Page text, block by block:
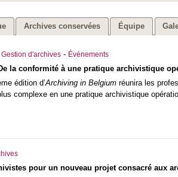
Archives conservées Équipe
Gestion d'archives- Événements
la conformité à une pratique archivistique
édition d’Archiving in Belgiumréunira les
complexe en une pratique archivistique
pour un nouveau projet consacré aux